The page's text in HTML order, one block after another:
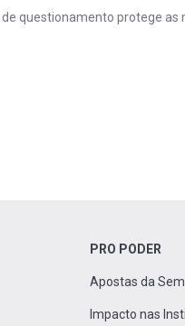
questionamento protege as
PRO PODER
Apostas da
Impacto nas